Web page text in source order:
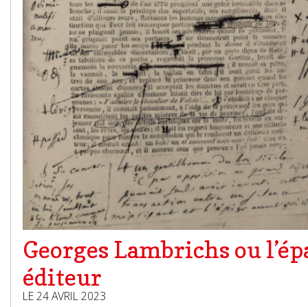
Georges Lambrichs ou
éditeur
LE 24 AVRIL 2023